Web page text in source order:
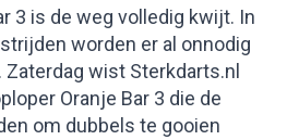
3 is de weg volledig kwijt. In
worden er al onnodig
wist Sterkdarts.nl
Oranje Bar 3 die de
om dubbels te gooien